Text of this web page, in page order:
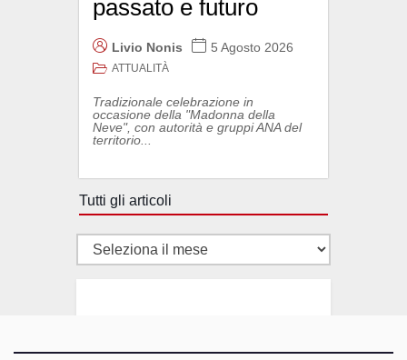
passato e futuro
Livio Nonis 5 Agosto 2026
ATTUALITÀ
Tradizionale celebrazione in
occasione della "Madonna della
Neve", con autorità e gruppi ANA del
territorio...
Tutti gli articoli
Tutti